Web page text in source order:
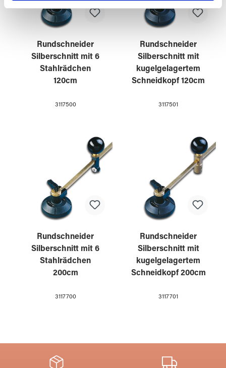
weiteren Daten zusammen, die Sie ihnen bereitgestellt
haben oder die sie im Rahmen Ihrer Nutzung der Dienste
Rundschneider
Silberschnitt mit 6
Stahlrädchen
120cm
3117500
Rundschneider
Silberschnitt mit
kugelgelagertem
Schneidkopf 120cm
3117501
Rundschneider
Silberschnitt mit 6
Stahlrädchen
200cm
3117700
Rundschneider
Silberschnitt mit
kugelgelagertem
Schneidkopf 200cm
3117701